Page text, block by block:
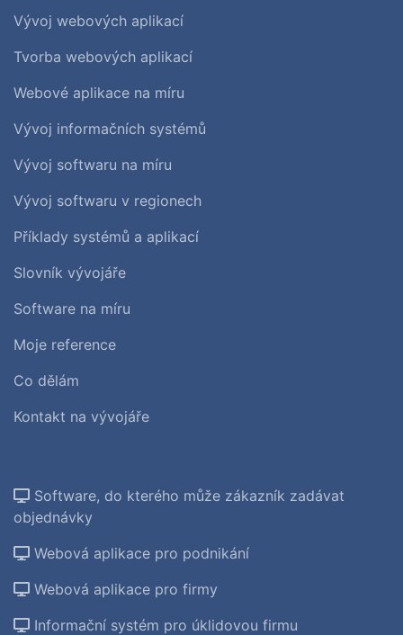
Vývoj webových aplikací
Tvorba webových aplikací
Webové aplikace na míru
Vývoj informačních systémů
Vývoj softwaru na míru
Vývoj softwaru v regionech
Příklady systémů a aplikací
Slovník vývojáře
Software na míru
Moje reference
Co dělám
Kontakt na vývojáře
Software, do kterého může zákazník zadávat
objednávky
Webová aplikace pro podnikání
Webová aplikace pro firmy
Informační systém pro úklidovou firmu